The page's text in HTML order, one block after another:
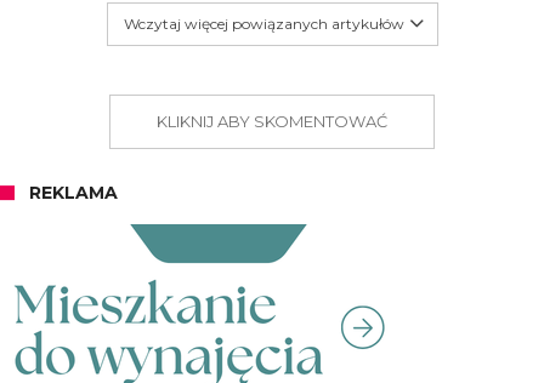
Wczytaj więcej powiązanych artykułów
KLIKNIJ ABY SKOMENTOWAĆ
REKLAMA